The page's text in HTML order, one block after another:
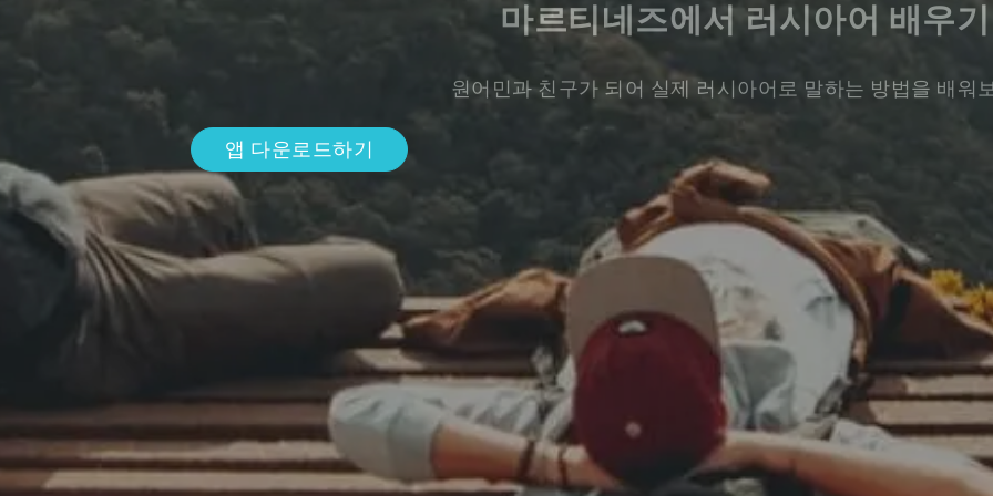
마르티네즈에서 러시아어 배우기
원어민과 친구가 되어 실제 러시아어로 말하는 방법을 배워
앱 다운로드하기